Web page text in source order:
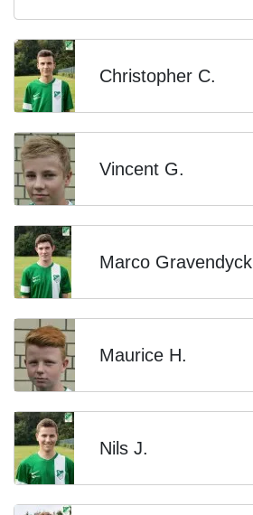
Christopher C.
Vincent G.
Marco Gravendyck
Maurice H.
Nils J.